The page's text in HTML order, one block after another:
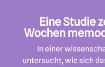
Eine Studie
Wochen
In einer
untersucht, wie sich